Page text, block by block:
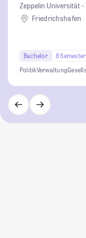
Zeppelin Universität
Kultur und Politik
Friedrichshafen
Bachelor 8 Semester
PolitikVerwaltung